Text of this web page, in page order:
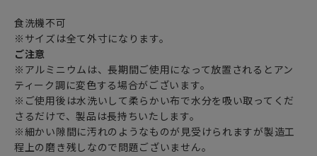
食洗機不可
※サイズは全て外寸になります。
ご注意
※アルミニウムは、長期間ご使用になって放置されるとアン
ティーク調に変色する場合がございます。
※ご使用後は水洗いして柔らかい布で水分を吸い取ってくだ
さるだけで、製品は長持ちいたします。
※細かい隙間に汚れのようなものが見受けられますが製造工
程上の磨き残しなので問題ございません。